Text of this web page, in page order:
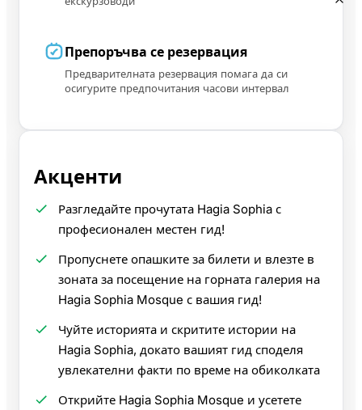
Препоръчва се резервация
Предварителната резервация помага да си
осигурите предпочитания часови интервал
Акценти
Разгледайте прочутата Hagia Sophia с
професионален местен гид!
Пропуснете опашките за билети и влезте в
зоната за посещение на горната галерия на
Hagia Sophia Mosque с вашия гид!
Чуйте историята и скритите истории на
Hagia Sophia, докато вашият гид споделя
увлекателни факти по време на обиколката
Открийте Hagia Sophia Mosque и усетете